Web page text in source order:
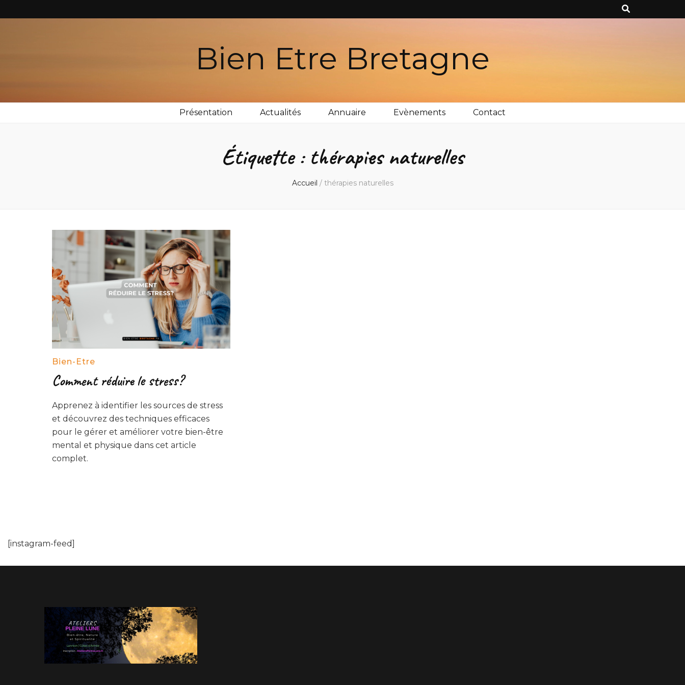
Bien Etre Bretagne
Présentation Actualités Annuaire Evènements Contact
Étiquette : thérapies naturelles
Accueil / thérapies naturelles
Bien-Etre
Comment réduire le stress?
Apprenez à identifier les sources de stress
et découvrez des techniques efficaces
pour le gérer et améliorer votre bien-être
mental et physique dans cet article
complet.
[instagram-feed]